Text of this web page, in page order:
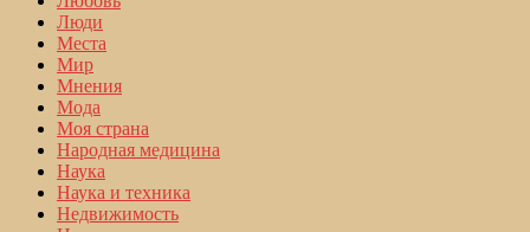
Люди
Места
Мир
Мнения
Мода
Моя страна
Народная медицина
Наука
Наука и техника
Недвижимость